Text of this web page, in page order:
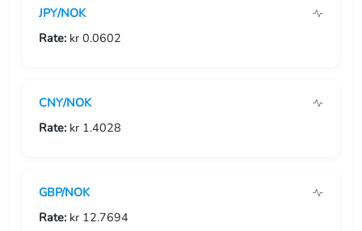
USD/GYD
USD/HNL
USD/HUF
JPY/NOK
Rate: kr 0.0602
CNY/NOK
Rate: kr 1.4028
GBP/NOK
Rate: kr 12.7694